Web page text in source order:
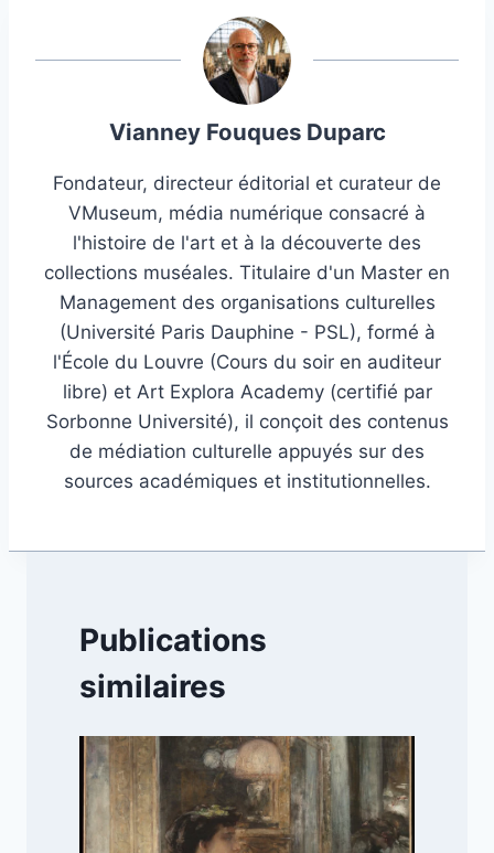
Vianney Fouques Duparc
Fondateur, directeur éditorial et curateur de
VMuseum, média numérique consacré à
l'histoire de l'art et à la découverte des
collections muséales. Titulaire d'un Master en
Management des organisations culturelles
(Université Paris Dauphine - PSL), formé à
l'École du Louvre (Cours du soir en auditeur
libre) et Art Explora Academy (certifié par
Sorbonne Université), il conçoit des contenus
de médiation culturelle appuyés sur des
sources académiques et institutionnelles.
Publications
similaires